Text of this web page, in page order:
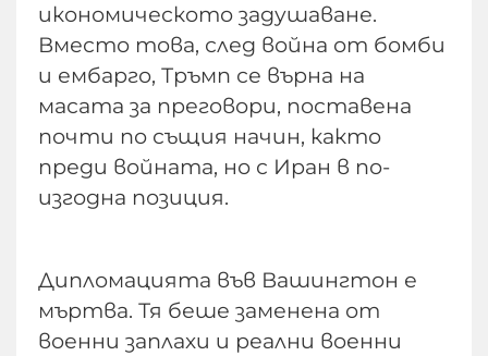
икономическото задушаване.
Вместо това, след война от бомби
и ембарго, Тръмп се върна на
масата за преговори, поставена
почти по същия начин, както
преди войната, но с Иран в по-
изгодна позиция.
Дипломацията във Вашингтон е
мъртва. Тя беше заменена от
военни заплахи и реални военни